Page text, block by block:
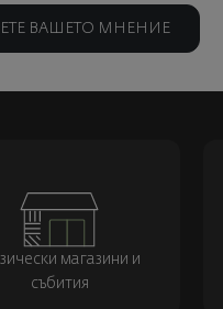
ВАШЕТО МНЕНИЕ
магазини и
събития